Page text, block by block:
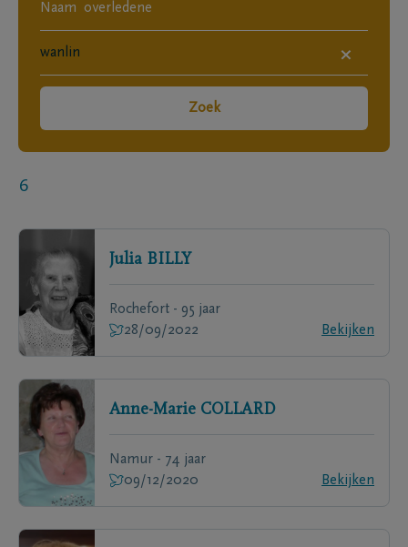
×
Zoek
6
Julia BILLY
Rochefort - 95 jaar
28/09/2022
Bekijken
Anne-Marie COLLARD
Namur - 74 jaar
09/12/2020
Bekijken